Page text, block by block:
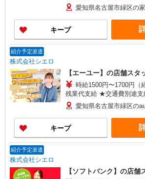
あり） ゜+゜・。○。・゜+゜・。○。・゜+゜ 入
社祝い金10万円支給(規定有) お友達を紹介頂くと,
インセンティブ支給(規定有) ★月2回払い・週払
可能（規程有）★ ゜・。○
+゜
愛知県名古屋市緑区の
キープ
紹介予定派遣
株式会社シエロ
【エーユー】の店舗スタ
時給1500円〜1700円
残業代支給 ★交通費別途支給
+゜・。○。・゜+゜・。○
万円支給(規定有) お友達を紹介頂くと, インセンテ
ィブ支給(規定有) ★月2回払い・週払い可能（規程
有）★ ゜・。○。・゜+゜・
愛知県名古屋市緑区の
キープ
紹介予定派遣
株式会社シエロ
【ソフトバンク】の店舗